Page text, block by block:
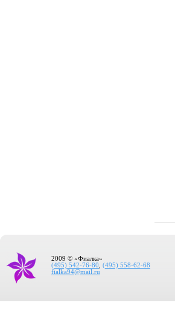
2009 © «Фиалка»
(495) 542-76-80
(495) 558-62-68
fialka94@mail.ru